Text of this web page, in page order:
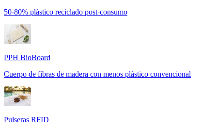
50-80% plástico reciclado post-consumo
PPH BioBoard
Cuerpo de fibras de madera con menos plástico convencional
Pulseras RFID